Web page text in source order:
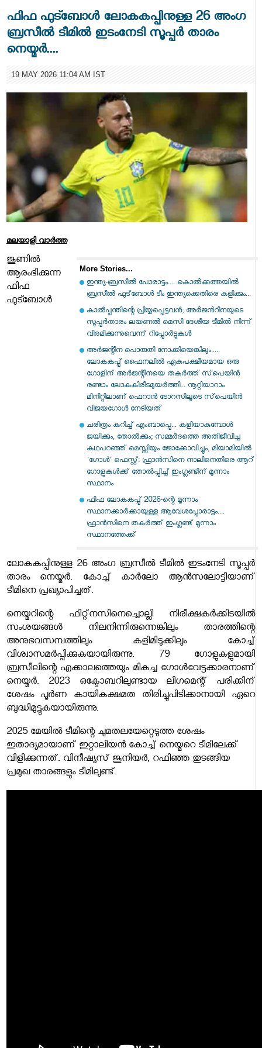
ഫിഫ ഫുട്ബോള്‍ ലോകകപ്പിനുള്ള 26 അംഗ
ബ്രസീല്‍ ടീമില്‍ ഇടംനേടി സൂപ്പര്‍ താരം
നെയ്മര്‍....
19 MAY 2026 11:04 AM IST
മലയാളി വാര്‍ത്ത
More Stories...
ഇന്ത്യ-ബ്രസീല്‍ പോരാട്ടം.... കൊല്‍ക്കത്തയില്‍
ബ്രസീല്‍ ഫുട്‌ബോള്‍ ടീം ഇന്ത്യക്കെതിരെ കളിക്കും...
കാൽപ്പന്തിന്റെ പ്രിയ്യപ്പെട്ടവൻ; അര്‍ജന്‍റീനയുടെ
സൂപ്പര്‍താരം ലയണല്‍ മെസി ദേശീയ ടീമില്‍ നിന്ന്
വിരമിക്കുന്നുവെന്ന് റിപ്പോര്‍ട്ടുകള്‍
അർജന്റീന പൊരുതി നോക്കിയെങ്കിലും.....
ലോകകപ്പ് ഫൈനലിൽ ഏകപക്ഷീയമായ ഒരു
ഗോളിന് അർജന്റീനയെ തകർത്ത് സ്‌പെയിൻ
രണ്ടാം ലോകകിരീടമുയർത്തി... നൂറ്റിയാറാം
മിനിറ്റിലാണ് ഫെറാൻ ടോറസിലൂടെ സ്‌പെയിൻ
വിജയഗോൾ നേടിയത്
ചരിത്രം കുറിച്ച് എംബാപ്പെ... കളിയാകുമ്പോൾ
ജയിക്കും, തോൽക്കും; സമ്മർദത്തെ അതിജീവിച്ച
കഥപറഞ്ഞ് മെസ്സിയും ജോക്കോവിച്ചും, മിയാമിയിൽ
'ഗോൾ' ഫെസ്റ്റ്: ഫ്രാൻസിനെ നാലിനെതിരെ ആറ്
ഗോളുകൾക്ക് തോൽപ്പിച്ച് ഇംഗ്ലണ്ടിന് മൂന്നാം
സ്ഥാനം
ഫിഫ ലോകകപ്പ് 2026-ന്റെ മൂന്നാം
സ്ഥാനക്കാർക്കായുള്ള ആവേശപ്പോരാട്ടം....
ഫ്രാൻസിനെ തകർത്ത് ഇംഗ്ലണ്ട് മൂന്നാം
സ്ഥാനത്തേക്ക്
‌‌ജൂണില്‍
ആരംഭിക്കുന്ന
ഫിഫ
ഫുട്ബോള്‍
ലോകകപ്പിനുള്ള 26 അംഗ ബ്രസീല്‍ ടീമില്‍ ഇടംനേടി സൂപ്പര്‍
താരം നെയ്മര്‍. കോച്ച് കാര്‍ലോ ആന്‍സലോട്ടിയാണ്
ടീമിനെ പ്രഖ്യാപിച്ചത്.
നെയ്മറിന്റെ ഫിറ്റ്നസിനെച്ചൊല്ലി നിരീക്ഷകര്‍ക്കിടയില്‍
സംശയങ്ങള്‍ നിലനിന്നിരുന്നെങ്കിലും താരത്തിന്റെ
അനുഭവസമ്പത്തിലും കളിമിടുക്കിലും കോച്ച്
വിശ്വാസമര്‍പ്പിക്കുകയായിരുന്നു. 79 ഗോളുകളുമായി
ബ്രസീലിന്റെ എക്കാലത്തെയും മികച്ച ഗോള്‍വേട്ടക്കാരനാണ്
നെയ്മര്‍. 2023 ഒക്ടോബറിലുണ്ടായ ലിഗമെന്റ് പരിക്കിന്
ശേഷം പൂര്‍ണ കായികക്ഷമത തിരിച്ചുപിടിക്കാനായി ഏറെ
ബുദ്ധിമുട്ടുകയായിരുന്നു.
2025 മേയില്‍ ടീമിന്റെ ചുമതലയേറ്റെടുത്ത ശേഷം
ഇതാദ്യമായാണ് ഇറ്റാലിയന്‍ കോച്ച് നെയ്മറെ ടീമിലേക്ക്
വിളിക്കുന്നത്. വിനീഷ്യസ് ജൂനിയര്‍, റഫിഞ്ഞ തുടങ്ങിയ
പ്രമുഖ താരങ്ങളും ടീമിലുണ്ട്.